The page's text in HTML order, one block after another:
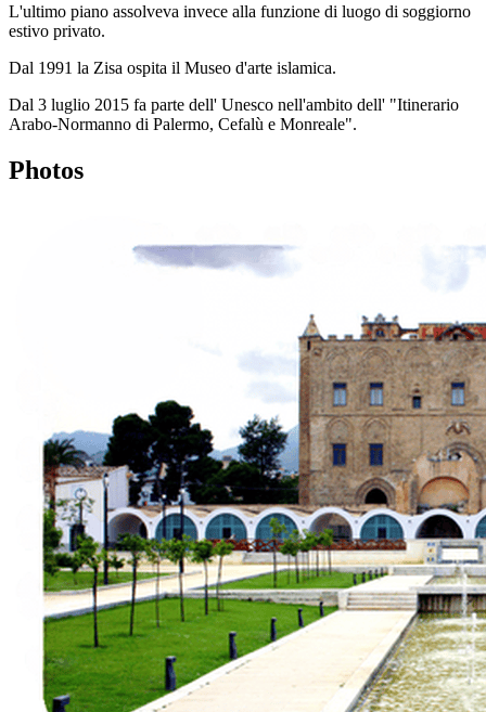
L'ultimo piano assolveva invece alla funzione di luogo di soggiorno
estivo privato.
Dal 1991 la Zisa ospita il Museo d'arte islamica.
Dal 3 luglio 2015 fa parte dell' Unesco nell'ambito dell' "Itinerario
Arabo-Normanno di Palermo, Cefalù e Monreale".
Photos